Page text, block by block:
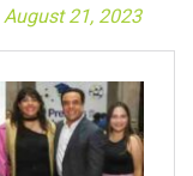
August 21, 2023